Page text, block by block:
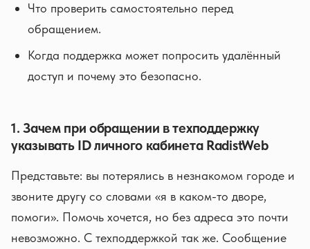
Что проверить самостоятельно перед
обращением.
Когда поддержка может попросить удалённый
доступ и почему это безопасно.
1. Зачем при обращении в техподдержку
указывать ID личного кабинета RadistWeb
Представьте: вы потерялись в незнакомом городе и
звоните другу со словами «я в каком-то дворе,
помоги». Помочь хочется, но без адреса это почти
невозможно. С техподдержкой так же. Сообщение